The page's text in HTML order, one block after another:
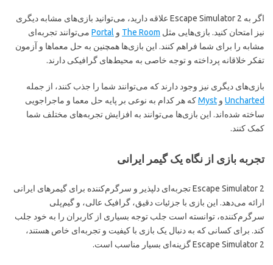
اگر به Escape Simulator 2 علاقه دارید، می‌توانید بازی‌های مشابه دیگری
نیز امتحان کنید. بازی‌هایی مثل The Room و Portal می‌توانند تجربه‌ای
مشابه را برای شما فراهم کنند. این بازی‌ها همچنین به حل معماها و آزمون
تفکر خلاقانه پرداخته و توجه خاصی به محیط‌های گرافیکی دارند.
بازی‌های دیگری نیز وجود دارند که می‌توانند شما را جذب کنند، از جمله
Uncharted و Mystکه هر کدام به نوعی بر پایه حل معما و ماجراجویی
ساخته شده‌اند. این بازی‌ها می‌توانند به افزایش تجربه‌های مختلف شما
کمک کنند.
تجربه بازی از نگاه یک گیمر ایرانی
Escape Simulator 2 تجربه‌ای دلپذیر و سرگرم‌کننده برای گیمرهای ایرانی
ارائه می‌دهد. این بازی با جزئیات دقیق، گرافیک عالی، و گیم‌پلی
سرگرم‌کننده، توانسته است جلب توجه بسیاری از کاربران را به خود جلب
کند. برای کسانی که به دنبال یک بازی با کیفیت و تجربه‌ای خاص هستند،
Escape Simulator 2 گزینه‌ای بسیار مناسب است.